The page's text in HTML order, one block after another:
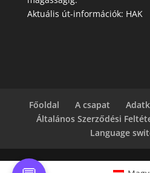
Aktuális út-információk: HAK
Főoldal A csapat
Általános Szerződési
Language